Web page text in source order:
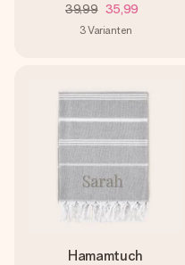
39,99 35,99
3Varianten
Hamamtuch